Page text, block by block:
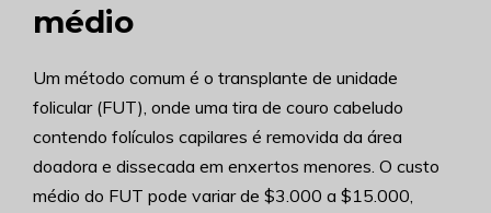
médio
Um método comum é o transplante de unidade
folicular (FUT), onde uma tira de couro cabeludo
contendo folículos capilares é removida da área
doadora e dissecada em enxertos menores. O custo
médio do FUT pode variar de $3.000 a $15.000,